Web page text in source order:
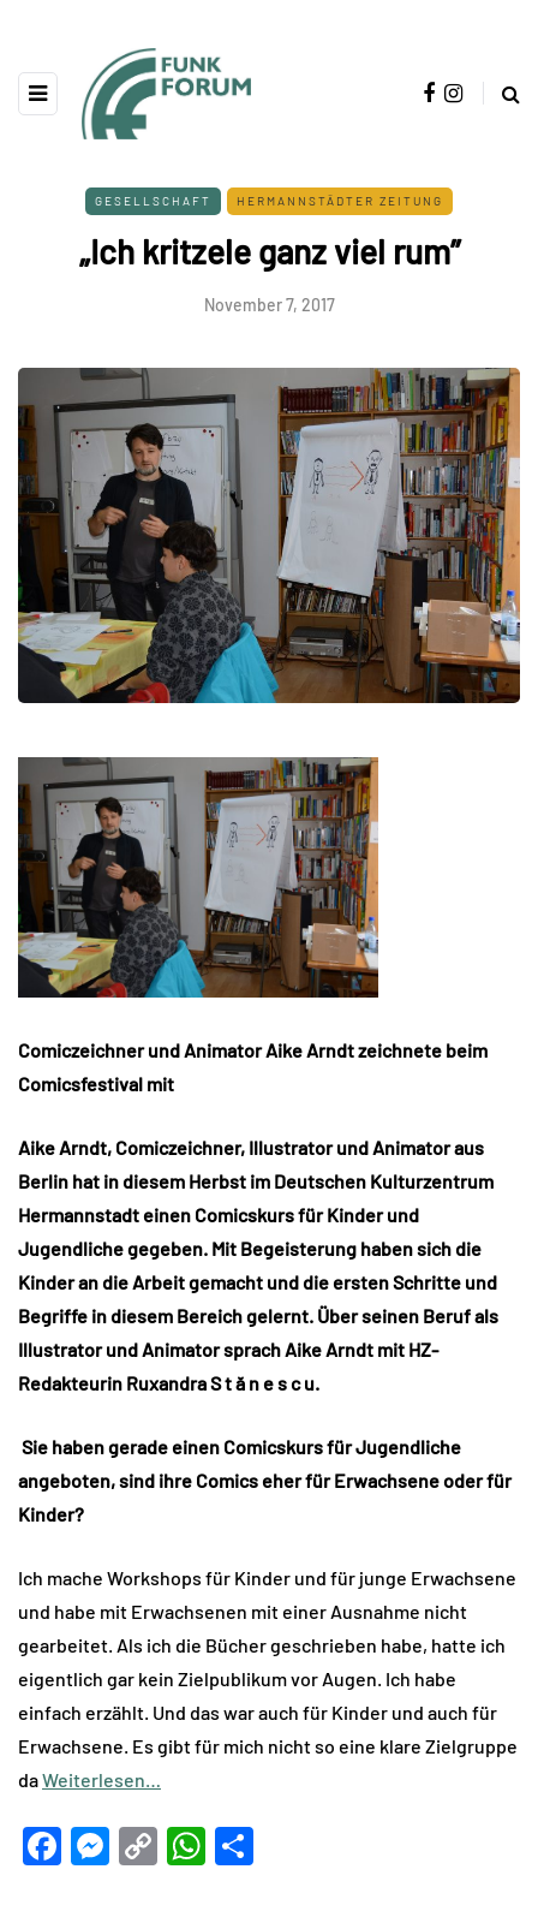
GESELLSCHAFT HERMANNSTÄDTER ZEITUNG
„Ich kritzele ganz viel rum”
November 7, 2017
Comiczeichner und Animator Aike Arndt zeichnete beim
Comicsfestival mit
Aike Arndt, Comiczeichner, Illustrator und Animator aus
Berlin hat in diesem Herbst im Deutschen Kulturzentrum
Hermannstadt einen Comicskurs für Kinder und
Jugendliche gegeben. Mit Begeisterung haben sich die
Kinder an die Arbeit gemacht und die ersten Schritte und
Begriffe in diesem Bereich gelernt. Über seinen Beruf als
Illustrator und Animator sprach Aike Arndt mit HZ-
Redakteurin Ruxandra S t ă n e s c u.
Sie haben gerade einen Comicskurs für Jugendliche
angeboten, sind ihre Comics eher für Erwachsene oder für
Kinder?
Ich mache Workshops für Kinder und für junge Erwachsene
und habe mit Erwachsenen mit einer Ausnahme nicht
gearbeitet. Als ich die Bücher geschrieben habe, hatte ich
eigentlich gar kein Zielpublikum vor Augen. Ich habe
einfach erzählt. Und das war auch für Kinder und auch für
Erwachsene. Es gibt für mich nicht so eine klare Zielgruppe
daWeiterlesen…
Facebook
Messenger
CopyWhatsApp